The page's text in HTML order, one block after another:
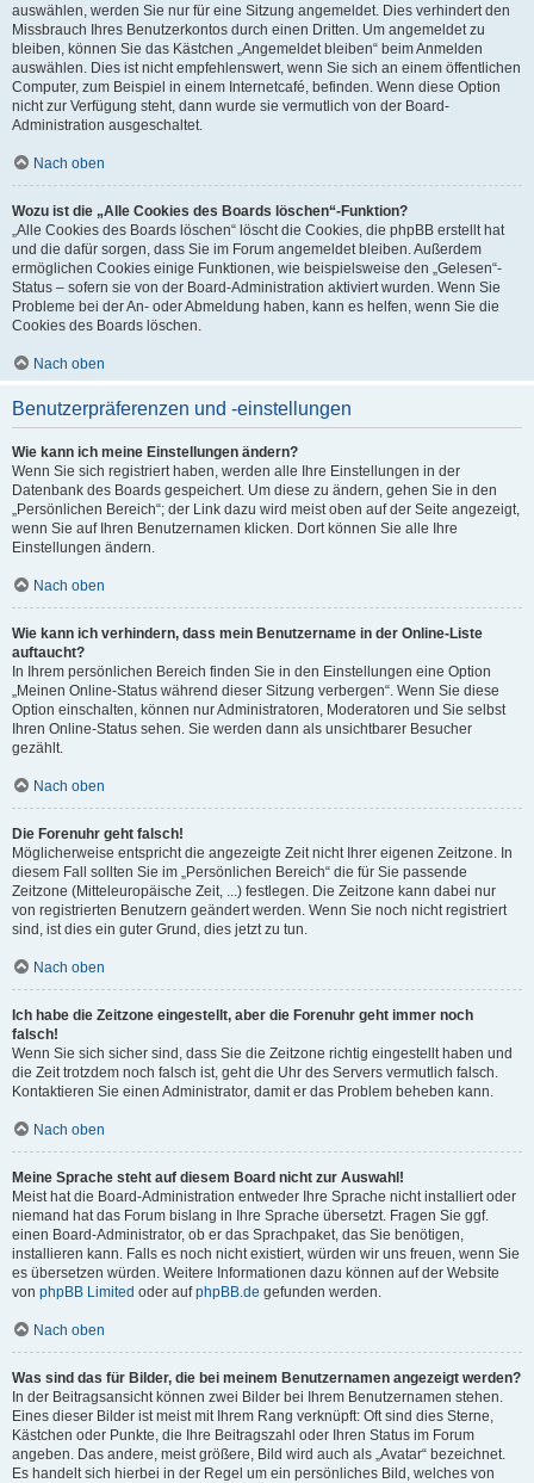
auswählen, werden Sie nur für eine Sitzung angemeldet. Dies verhindert den
Missbrauch Ihres Benutzerkontos durch einen Dritten. Um angemeldet zu
bleiben, können Sie das Kästchen „Angemeldet bleiben“ beim Anmelden
auswählen. Dies ist nicht empfehlenswert, wenn Sie sich an einem öffentlichen
Computer, zum Beispiel in einem Internetcafé, befinden. Wenn diese Option
nicht zur Verfügung steht, dann wurde sie vermutlich von der Board-
Administration ausgeschaltet.
Nach oben
Wozu ist die „Alle Cookies des Boards löschen“-Funktion?
„Alle Cookies des Boards löschen“ löscht die Cookies, die phpBB erstellt hat
und die dafür sorgen, dass Sie im Forum angemeldet bleiben. Außerdem
ermöglichen Cookies einige Funktionen, wie beispielsweise den „Gelesen“-
Status – sofern sie von der Board-Administration aktiviert wurden. Wenn Sie
Probleme bei der An- oder Abmeldung haben, kann es helfen, wenn Sie die
Cookies des Boards löschen.
Nach oben
Benutzerpräferenzen und -einstellungen
Wie kann ich meine Einstellungen ändern?
Wenn Sie sich registriert haben, werden alle Ihre Einstellungen in der
Datenbank des Boards gespeichert. Um diese zu ändern, gehen Sie in den
„Persönlichen Bereich“; der Link dazu wird meist oben auf der Seite angezeigt,
wenn Sie auf Ihren Benutzernamen klicken. Dort können Sie alle Ihre
Einstellungen ändern.
Nach oben
Wie kann ich verhindern, dass mein Benutzername in der Online-Liste
auftaucht?
In Ihrem persönlichen Bereich finden Sie in den Einstellungen eine Option
„Meinen Online-Status während dieser Sitzung verbergen“. Wenn Sie diese
Option einschalten, können nur Administratoren, Moderatoren und Sie selbst
Ihren Online-Status sehen. Sie werden dann als unsichtbarer Besucher
gezählt.
Nach oben
Die Forenuhr geht falsch!
Möglicherweise entspricht die angezeigte Zeit nicht Ihrer eigenen Zeitzone. In
diesem Fall sollten Sie im „Persönlichen Bereich“ die für Sie passende
Zeitzone (Mitteleuropäische Zeit, ...) festlegen. Die Zeitzone kann dabei nur
von registrierten Benutzern geändert werden. Wenn Sie noch nicht registriert
sind, ist dies ein guter Grund, dies jetzt zu tun.
Nach oben
Ich habe die Zeitzone eingestellt, aber die Forenuhr geht immer noch
falsch!
Wenn Sie sich sicher sind, dass Sie die Zeitzone richtig eingestellt haben und
die Zeit trotzdem noch falsch ist, geht die Uhr des Servers vermutlich falsch.
Kontaktieren Sie einen Administrator, damit er das Problem beheben kann.
Nach oben
Meine Sprache steht auf diesem Board nicht zur Auswahl!
Meist hat die Board-Administration entweder Ihre Sprache nicht installiert oder
niemand hat das Forum bislang in Ihre Sprache übersetzt. Fragen Sie ggf.
einen Board-Administrator, ob er das Sprachpaket, das Sie benötigen,
installieren kann. Falls es noch nicht existiert, würden wir uns freuen, wenn Sie
es übersetzen würden. Weitere Informationen dazu können auf der Website
von phpBB Limited oder aufphpBB.de gefunden werden.
Nach oben
Was sind das für Bilder, die bei meinem Benutzernamen angezeigt werden?
In der Beitragsansicht können zwei Bilder bei Ihrem Benutzernamen stehen.
Eines dieser Bilder ist meist mit Ihrem Rang verknüpft: Oft sind dies Sterne,
Kästchen oder Punkte, die Ihre Beitragszahl oder Ihren Status im Forum
angeben. Das andere, meist größere, Bild wird auch als „Avatar“ bezeichnet.
Es handelt sich hierbei in der Regel um ein persönliches Bild, welches von